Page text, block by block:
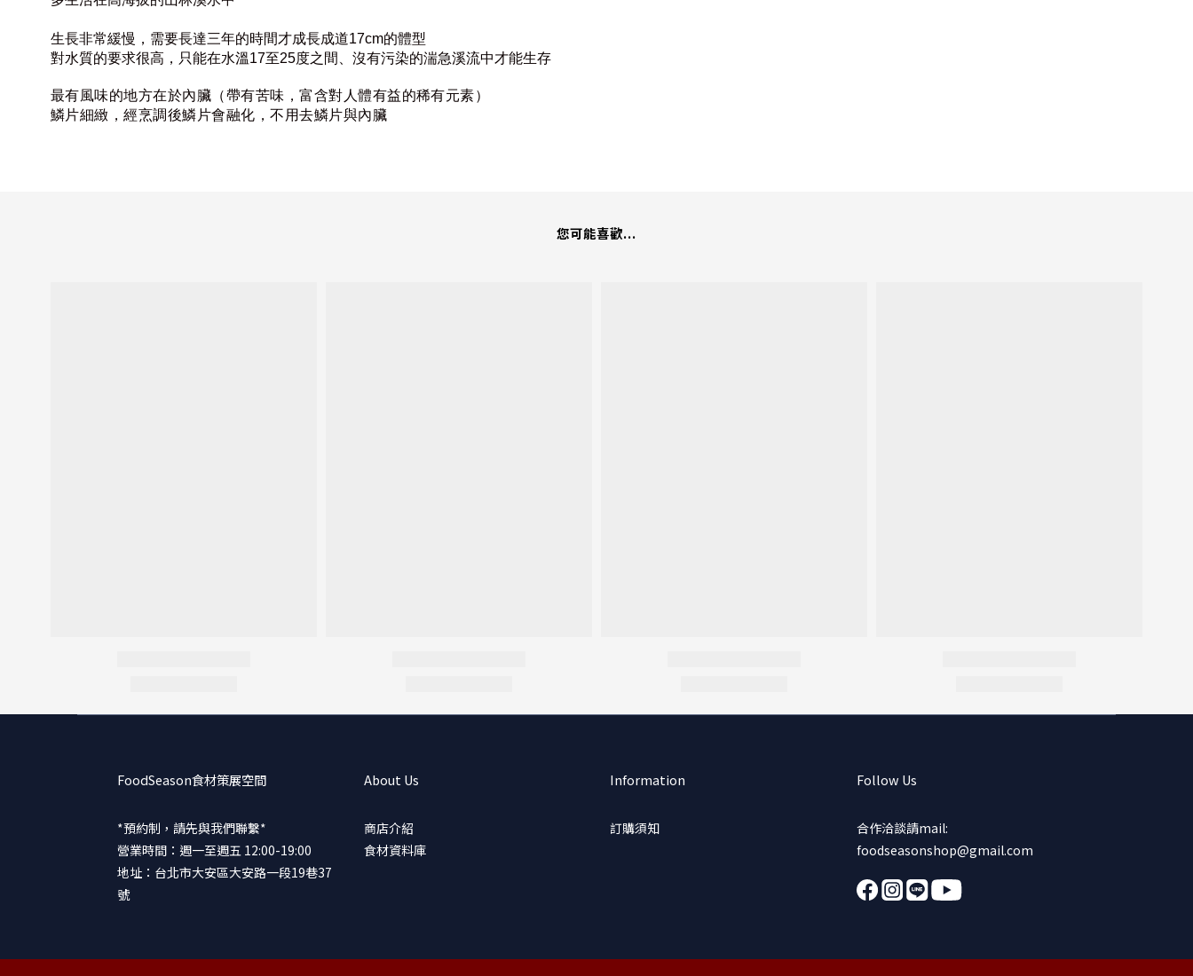
生長非常緩慢，需要長達三年的時間才成長成道17cm的體型
對水質的要求很高，只能在水溫17至25度之間、沒有污染的湍急溪流中才能生存
最有風味的地方在於內臟（帶有苦味，富含對人體有益的稀有元素）
鱗片細緻，經烹調後鱗片會融化，不用去鱗片與內臟
您可能喜歡...
FoodSeason食材策展空間
*預約制，請先與我們聯繫*
營業時間：週一至週五 12:00-19:00
地址：台北市大安區大安路一段19巷37
號
About Us
商店介紹
食材資料庫
Information
訂購須知
Follow Us
合作洽談請mail:
foodseasonshop@gmail.com